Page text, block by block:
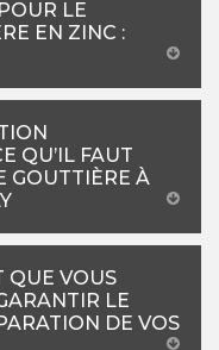
LE
EN ZINC :
QU’IL FAUT
GOUTTIÈRE À
QUE VOUS
LE
DE VOS